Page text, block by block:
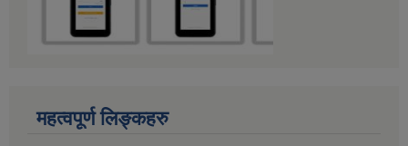
महत्वपूर्ण लिङ्कहरु